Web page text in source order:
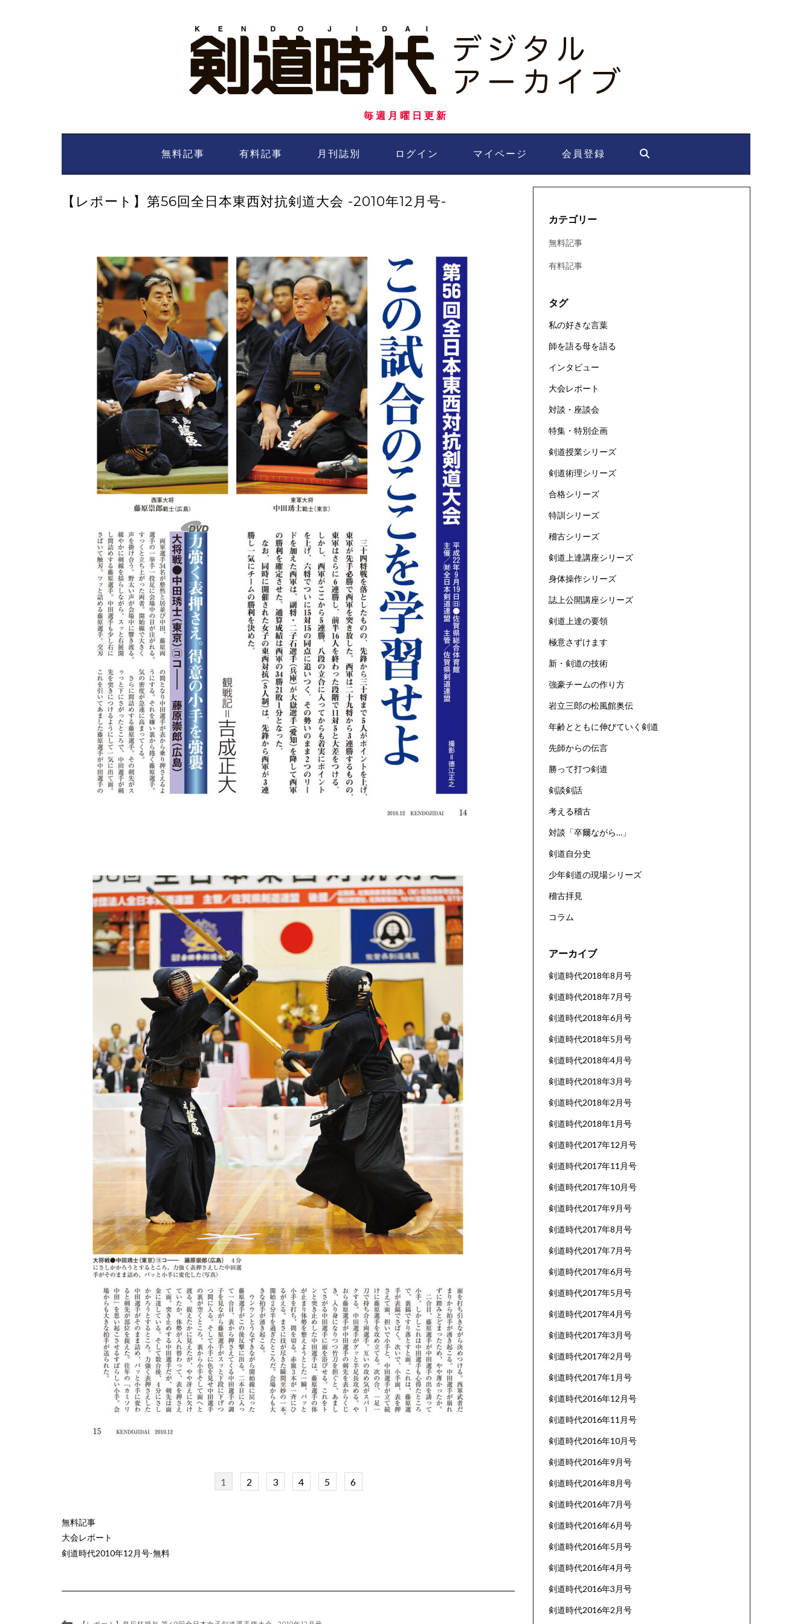
毎週月曜日更新
無料記事 有料記事 月刊誌別 ログイン マイページ 会員登録
【レポート】第56回全日本東西対抗剣道大会 -2010年12月号-
1 2 3 4 5 6
無料記事
大会レポート
剣道時代2010年12月号-無料
カテゴリー
無料記事
有料記事
タグ
私の好きな言葉
師を語る母を語る
インタビュー
大会レポート
対談・座談会
特集・特別企画
剣道授業シリーズ
剣道術理シリーズ
合格シリーズ
特訓シリーズ
稽古シリーズ
剣道上達講座シリーズ
身体操作シリーズ
誌上公開講座シリーズ
剣道上達の要領
極意さずけます
新・剣道の技術
強豪チームの作り方
岩立三郎の松風館奥伝
年齢とともに伸びていく剣道
先師からの伝言
勝って打つ剣道
剣談剣話
考える稽古
対談「卒爾ながら…」
剣道自分史
少年剣道の現場シリーズ
稽古拝見
コラム
アーカイブ
剣道時代2018年8月号
剣道時代2018年7月号
剣道時代2018年6月号
剣道時代2018年5月号
剣道時代2018年4月号
剣道時代2018年3月号
剣道時代2018年2月号
剣道時代2018年1月号
剣道時代2017年12月号
剣道時代2017年11月号
剣道時代2017年10月号
剣道時代2017年9月号
剣道時代2017年8月号
剣道時代2017年7月号
剣道時代2017年6月号
剣道時代2017年5月号
剣道時代2017年4月号
剣道時代2017年3月号
剣道時代2017年2月号
剣道時代2017年1月号
剣道時代2016年12月号
剣道時代2016年11月号
剣道時代2016年10月号
剣道時代2016年9月号
剣道時代2016年8月号
剣道時代2016年7月号
剣道時代2016年6月号
剣道時代2016年5月号
剣道時代2016年4月号
剣道時代2016年3月号
剣道時代2016年2月号